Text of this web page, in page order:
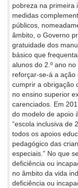
pobreza na primeira
medidas
públicos,
âmbito, o Governo
gratuidade dos
básico que
alunos do 2.º ano
reforçar-se-á a ação
cumprir a obrigação
no ensino superior
carenciados. Em
do modelo de apoio
“escola inclusiva de
todos os apoios
pedagógico das
especiais.” No que
deficiência ou
no âmbito da vida
deficiência ou